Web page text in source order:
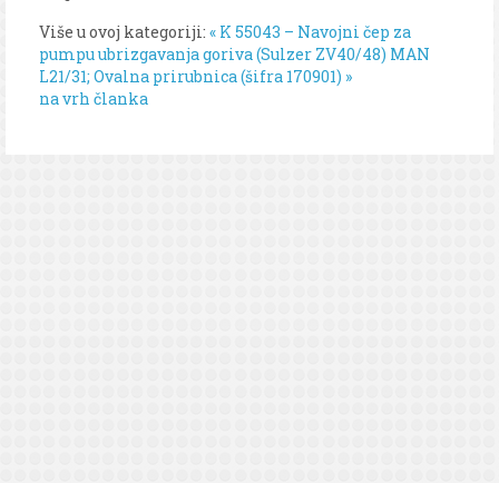
Više u ovoj kategoriji: « K 55043 – Navojni čep za
pumpu ubrizgavanja goriva (Sulzer ZV40/48) MAN
L21/31; Ovalna prirubnica (šifra 170901) »
na vrh članka